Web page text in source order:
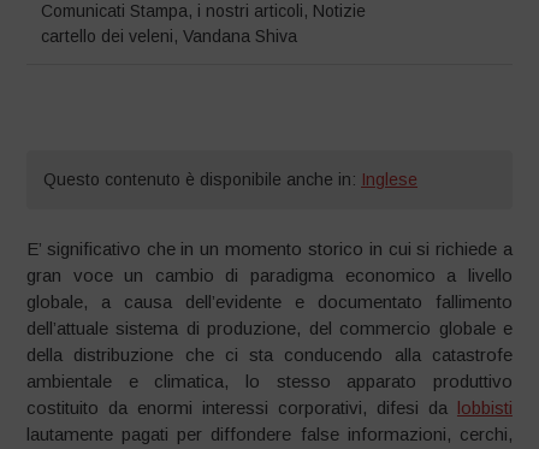
Comunicati Stampa, i nostri articoli, Notizie
cartello dei veleni,Vandana Shiva
Questo contenuto è disponibile anche in: Inglese
E’ significativo che in un momento storico in cui si richiede a
gran voce un cambio di paradigma economico a livello
globale, a causa dell’evidente e documentato fallimento
dell’attuale sistema di produzione, del commercio globale e
della distribuzione che ci sta conducendo alla catastrofe
ambientale e climatica, lo stesso apparato produttivo
costituito da enormi interessi corporativi, difesi da lobbisti
lautamente pagati per diffondere false informazioni, cerchi,